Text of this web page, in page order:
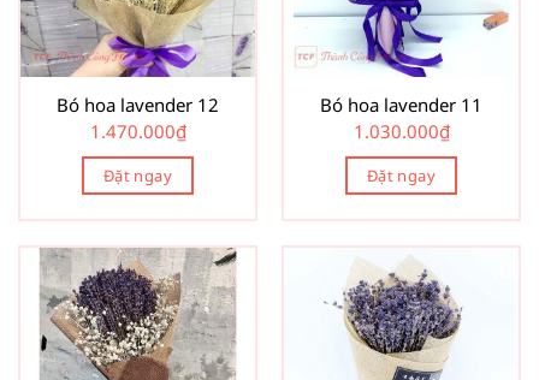
Bó hoa lavender 12
1.470.000₫
Đặt ngay
Bó hoa lavender 11
1.030.000₫
Đặt ngay